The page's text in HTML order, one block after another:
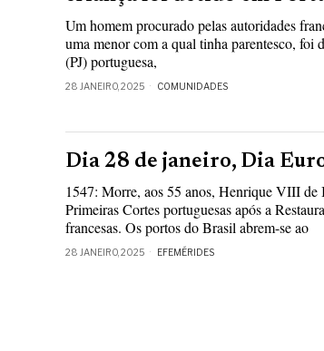
Um homem procurado pelas autoridades
uma menor com a qual tinha parentesco,
(PJ) portuguesa,
28 JANEIRO, 2025 COMUNIDADES
Dia 28 de janeiro, Dia
1547: Morre, aos 55 anos, Henrique VIII
Primeiras Cortes portuguesas após a
francesas. Os portos do Brasil abrem-se ao
28 JANEIRO, 2025 EFEMÉRIDES